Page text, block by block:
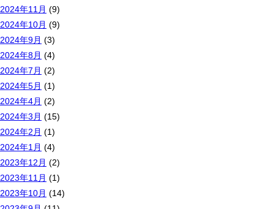
2024年11月 (9)
2024年10月 (9)
2024年9月 (3)
2024年8月 (4)
2024年7月 (2)
2024年5月 (1)
2024年4月 (2)
2024年3月 (15)
2024年2月 (1)
2024年1月 (4)
2023年12月 (2)
2023年11月 (1)
2023年10月 (14)